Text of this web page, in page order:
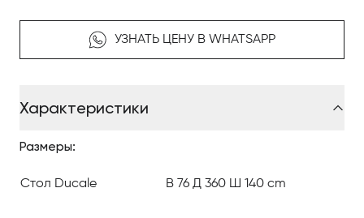
разнообразие и богатство декоративной отделки
относят её к разряду респектабельной и элитной.
стол, стулья, кресло, шкаф, буфет, зеркало.
УЗНАТЬ ЦЕНУ В WHATSAPP
Характеристики
Размеры:
Стол Ducale В 76 Д 360 Ш 140 cm